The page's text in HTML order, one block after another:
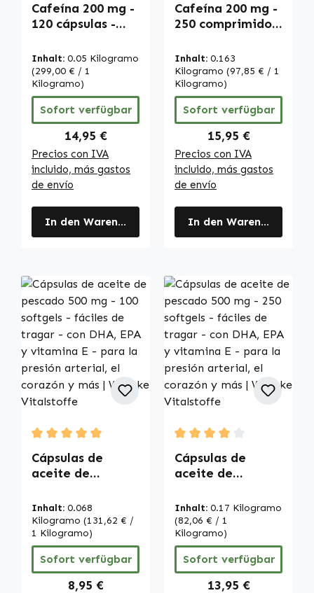
Cafeína 200 mg -
120 cápsulas -
Alta dosis y
Vegano | Warnke
Vitalstoffe
Inhalt: 0.05 Kilogramo
(299,00 € / 1
Kilogramo)
Sofort verfügbar
Regulärer Preis:
14,95 €
Precios con IVA
incluido, más gastos
de envío
In den Warenkorb
Cafeína 200 mg -
250 comprimidos
vegano | Warnke
Vitalstoffe
Inhalt: 0.163
Kilogramo (97,85 € / 1
Kilogramo)
Sofort verfügbar
Regulärer Preis:
15,95 €
Precios con IVA
incluido, más gastos
de envío
In den Warenkorb
Durchschnittliche Bewertung von 5 von 5 Sternen
Cápsulas de
aceite de
100 softgels -
fáciles de tragar
- con DHA, EPA y
vitamina E - para
la presión
arterial, el
Inhalt: 0.068
Kilogramo (131,62 € /
1 Kilogramo)
Sofort verfügbar
Regulärer Preis:
8,95 €
Durchschnittliche
Cápsulas de
aceite de
250 softgels -
fáciles de tragar
- con DHA, EPA y
vitamina E - para
la presión
arterial, el
Inhalt: 0.17 Kilogramo
(82,06 € / 1
Kilogramo)
Sofort verfügbar
Regulärer Preis:
13,95 €